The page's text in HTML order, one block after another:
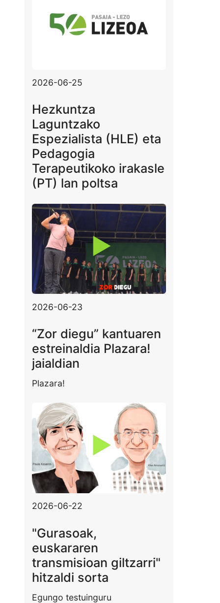
2026-06-25
Hezkuntza
Laguntzako
Espezialista (HLE) eta
Pedagogia
Terapeutikoko irakasle
(PT) lan poltsa
2026-06-23
“Zor diegu” kantuaren
estreinaldia Plazara!
jaialdian
Plazara!
2026-06-22
"Gurasoak,
euskararen
transmisioan giltzarri"
hitzaldi sorta
Egungo testuinguru